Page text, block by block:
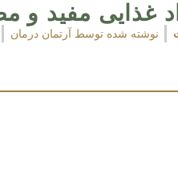
غذایی مفید و
نوشته شده توسط آرتمان درمان